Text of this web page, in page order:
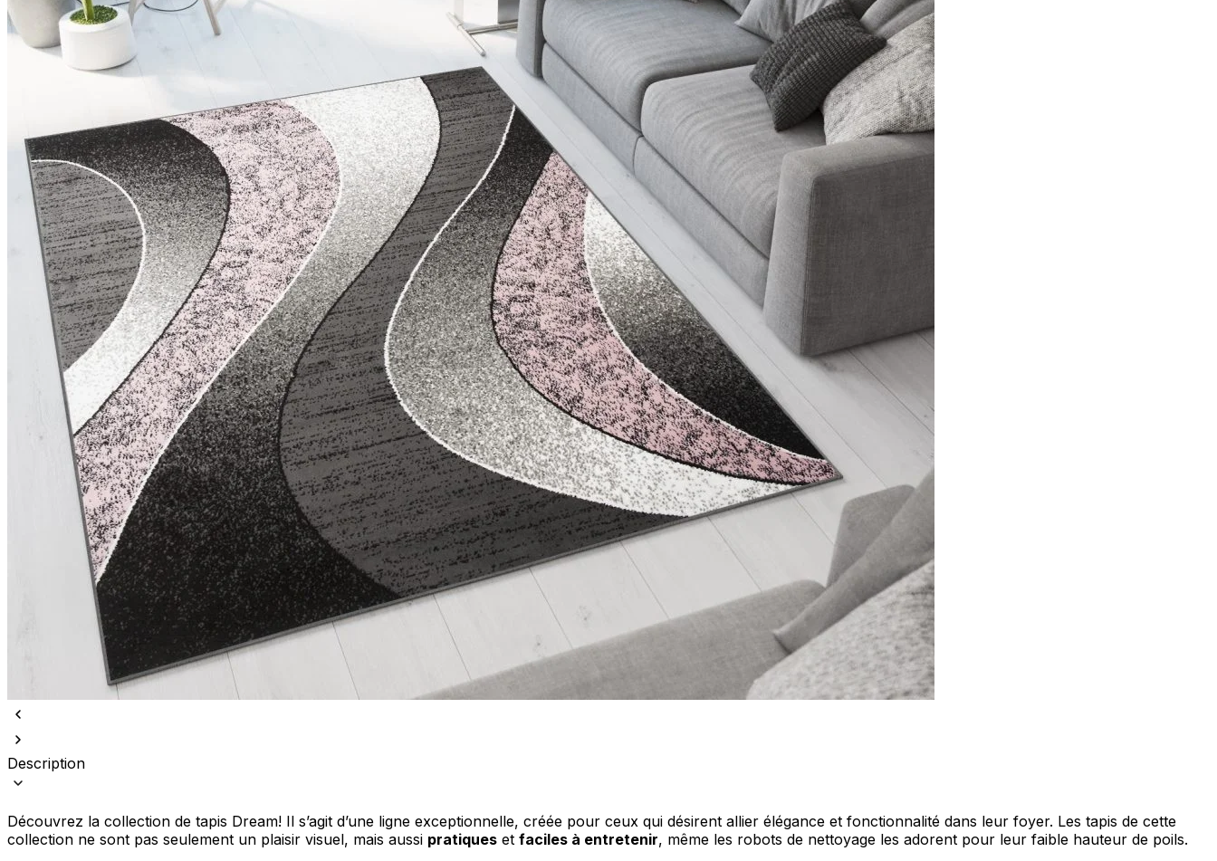
Description
Découvrez la collection de tapis Dream! Il s’agit d’une ligne exceptionnelle, créée pour ceux qui désirent allier élégance et fonctionnalité dans leur foyer. Les tapis de cette
collection ne sont pas seulement un plaisir visuel, mais aussi pratiques et faciles à entretenir, même les robots de nettoyage les adorent pour leur faible hauteur de poils.